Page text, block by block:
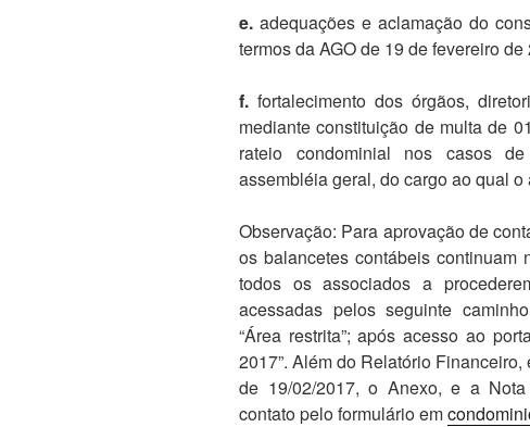
e. adequações e aclamação do
termos da AGO de 19 de fevereiro de
f. fortalecimento dos órgãos,
mediante constituição de multa de
rateio condominial nos casos
assembléia geral, do cargo ao qual
Observação: Para aprovação de
os balancetes contábeis continuam
todos os associados a
acessadas pelos seguinte
“Área restrita”; após acesso ao
2017”. Além do Relatório
de 19/02/2017, o Anexo, e a
contato pelo formulário em